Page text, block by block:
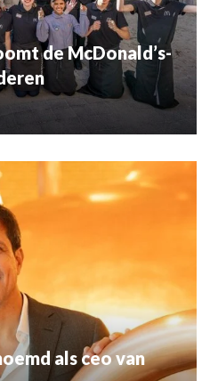
de McDonald’s-
als ceo van